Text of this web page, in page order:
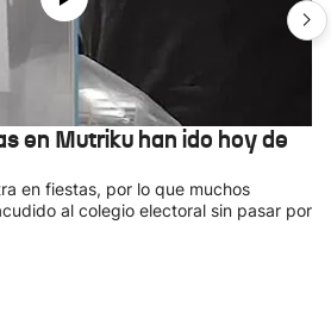
en Mutriku han ido hoy de
en fiestas, por lo que muchos
al colegio electoral sin pasar por